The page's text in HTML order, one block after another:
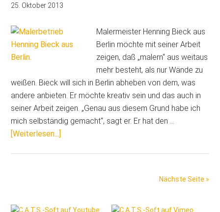
weiß
–
das
uns
die
absolute
Ausnahme.“
25. Oktober 2013
Malermeister Henning Bieck aus
Berlin möchte mit seiner Arbeit
zeigen, daß „malern“ aus weitaus
mehr besteht, als nur Wände zu
weißen. Bieck will sich in Berlin abheben von dem, was
andere anbieten. Er möchte kreativ sein und das auch in
seiner Arbeit zeigen. „Genau aus diesem Grund habe ich
mich selbständig gemacht“, sagt er. Er hat den …
[Weiterlesen...]
mehr,
Nächste Seite »
Seitenspalte